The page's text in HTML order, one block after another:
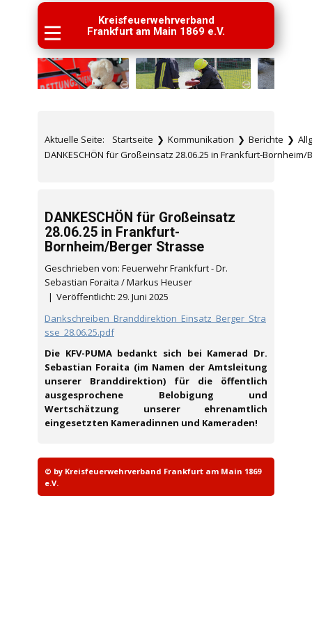
Kreisfeuerwehrverband
Frankfurt am Main 1869 e.V.
Aktuelle Seite: Startseite ❯ Kommunikation ❯ Berichte ❯
DANKESCHÖN für Großeinsatz 28.06.25 in Frankfurt-
DANKESCHÖN für Großeinsatz
28.06.25 in Frankfurt-
Bornheim/Berger Strasse
Geschrieben von: Feuerwehr Frankfurt - Dr.
Sebastian Foraita / Markus Heuser
Veröffentlicht: 29. Juni 2025
Dankschreiben_Branddirektion_Einsatz_Berger_Stra
sse_28.06.25.pdf
Die KFV-PUMA bedankt sich bei Kamerad Dr.
Sebastian Foraita (im Namen der Amtsleitung
unserer Branddirektion) für die öffentlich
ausgesprochene Belobigung und
Wertschätzung unserer ehrenamtlich
eingesetzten Kameradinnen und Kameraden!
© by Kreisfeuerwehrverband Frankfurt am Main 1869
e.V.